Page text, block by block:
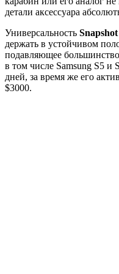
детали аксессуара
Универсальность Snapshot
держать в устойчивом
подавляющее
в том числе Samsung S5 и
дней, за время же его
$3000.